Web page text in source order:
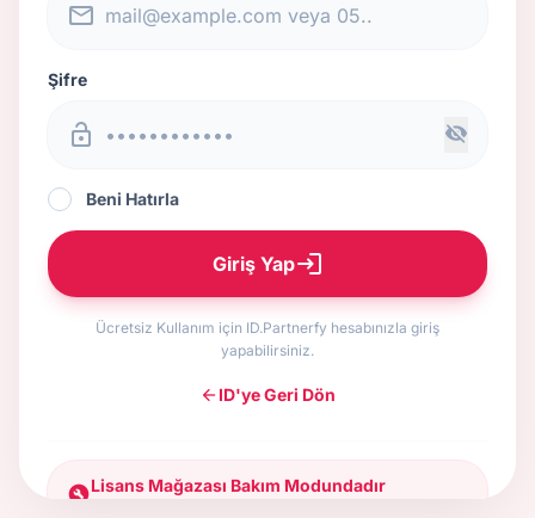
mail_outline
Şifre
lock_open visibility_off
Beni Hatırla
Giriş Yaplogin
Ücretsiz Kullanım için ID.Partnerfy hesabınızla giriş
yapabilirsiniz.
arrow_backID'ye Geri Dön
build_circleLisans Mağazası Bakım Modundadır